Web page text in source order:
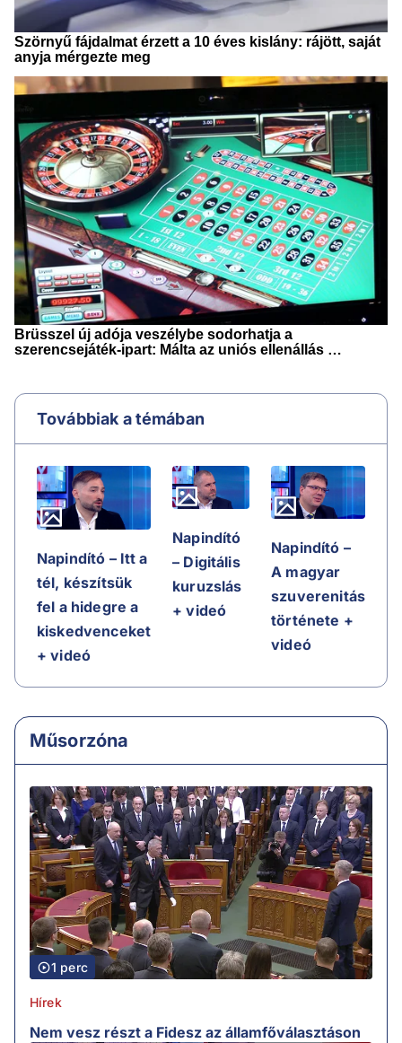
Továbbiak a témában
Napindító – Itt a
tél, készítsük
fel a hidegre a
kiskedvenceket
+ videó
Napindító
– Digitális
kuruzslás
+ videó
Napindító –
A magyar
szuverenitás
története +
videó
Műsorzóna
1 perc
Hírek
Nem vesz részt a Fidesz az államfőválasztáson